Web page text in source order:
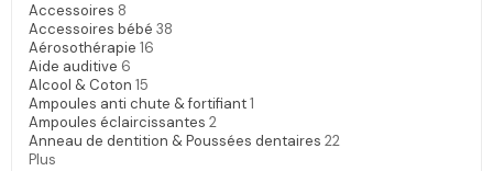
Accessoires 8
Accessoires bébé 38
Aérosothérapie 16
Aide auditive 6
Alcool & Coton 15
Ampoules anti chute & fortifiant1
Ampoules éclaircissantes 2
Anneau de dentition & Poussées dentaires 22
Plus